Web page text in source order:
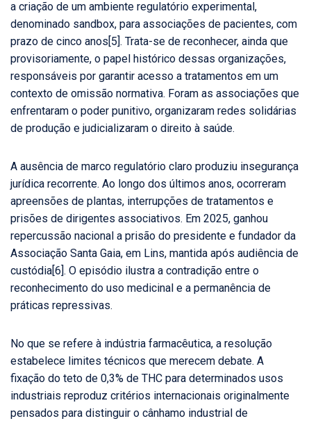
a criação de um ambiente regulatório experimental,
denominado sandbox, para associações de pacientes, com
prazo de cinco anos [5] . Trata-se de reconhecer, ainda que
provisoriamente, o papel histórico dessas organizações,
responsáveis por garantir acesso a tratamentos em um
contexto de omissão normativa. Foram as associações que
enfrentaram o poder punitivo, organizaram redes solidárias
de produção e judicializaram o direito à saúde.
A ausência de marco regulatório claro produziu insegurança
jurídica recorrente. Ao longo dos últimos anos, ocorreram
apreensões de plantas, interrupções de tratamentos e
prisões de dirigentes associativos. Em 2025, ganhou
repercussão nacional a prisão do presidente e fundador da
Associação Santa Gaia, em Lins, mantida após audiência de
custódia [6] . O episódio ilustra a contradição entre o
reconhecimento do uso medicinal e a permanência de
práticas repressivas.
No que se refere à indústria farmacêutica, a resolução
estabelece limites técnicos que merecem debate. A
fixação do teto de 0,3% de THC para determinados usos
industriais reproduz critérios internacionais originalmente
pensados para distinguir o cânhamo industrial de